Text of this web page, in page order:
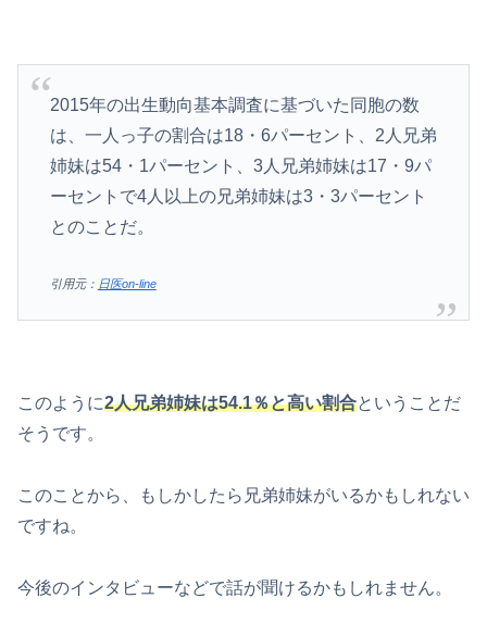
2015年の出生動向基本調査に基づいた同胞の数
は、一人っ子の割合は18・6パーセント、2人兄弟
姉妹は54・1パーセント、3人兄弟姉妹は17・9パ
ーセントで4人以上の兄弟姉妹は3・3パーセント
とのことだ。
引用元： 日医on-line
このように2人兄弟姉妹は54.1％と高い割合ということだ
そうです。
このことから、もしかしたら兄弟姉妹がいるかもしれない
ですね。
今後のインタビューなどで話が聞けるかもしれません。